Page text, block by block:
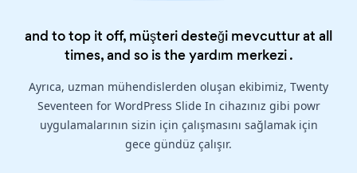
and to top it off, müşteri desteği mevcuttur at all
times, and so is theyardım merkezi.
Ayrıca, uzman mühendislerden oluşan ekibimiz, Twenty
Seventeen for WordPress Slide In cihazınız gibi powr
uygulamalarının sizin için çalışmasını sağlamak için
gece gündüz çalışır.